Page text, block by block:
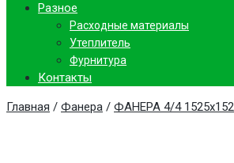
Разное
Расходные материалы
Утеплитель
Фурнитура
Контакты
Главная / Фанера / ФАНЕРА 4/4